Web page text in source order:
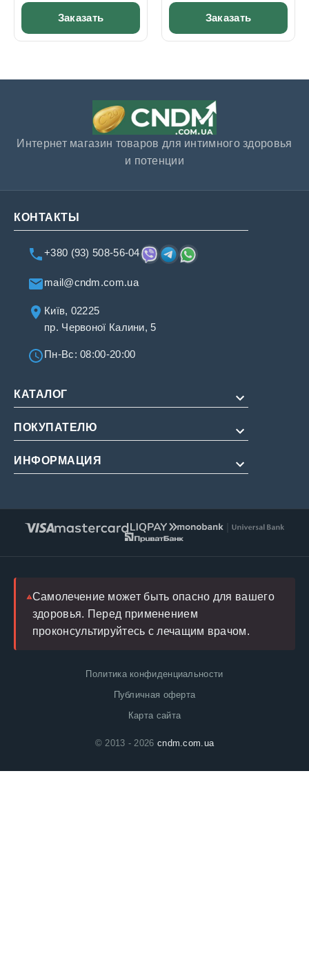
Заказать Заказать
Интернет магазин товаров для интимного здоровья
и потенции
КОНТАКТЫ
+380 (93) 508-56-04
mail@cndm.com.ua
Київ, 02225
пр. Червоної Калини, 5
Пн-Вс: 08:00-20:00
КАТАЛОГ
Для потенции
Для продления
ПОКУПАТЕЛЮ
О нас
Условия обслуживания
ИНФОРМАЦИЯ
Инструкции
Врач
Самолечение может быть опасно для вашего
здоровья. Перед применением
проконсультируйтесь с лечащим врачом.
Политика конфиденциальности
Публичная оферта
Карта сайта
© 2013 - 2026 cndm.com.ua